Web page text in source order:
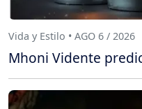
Vida y Estilo • AGO 6 / 2026
Mhoni Vidente